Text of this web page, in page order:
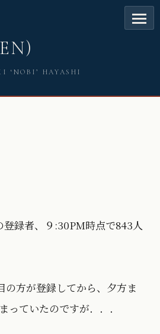
‘NOBI’ HAYASHI
登録者、９:30PM時点で843人
の方が登録してから、夕方ま
っていたのですが．．．